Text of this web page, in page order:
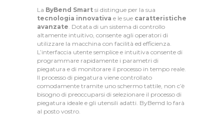
La ByBend Smart si distingue per la sua
tecnologia innovativa e le sue caratteristiche
avanzate. Dotata di un sistema di controllo
altamente intuitivo, consente agli operatori di
utilizzare la macchina con facilità ed efficienza.
L’interfaccia utente semplice e intuitiva consente di
programmare rapidamente i parametri di
piegatura e di monitorare il processo in tempo reale.
Il processo di piegatura viene controllato
comodamente tramite uno schermo tattile, non c’è
bisogno di preoccuparsi di selezionare il processo di
piegatura ideale e gli utensili adatti. ByBemd lo farà
al posto vostro.